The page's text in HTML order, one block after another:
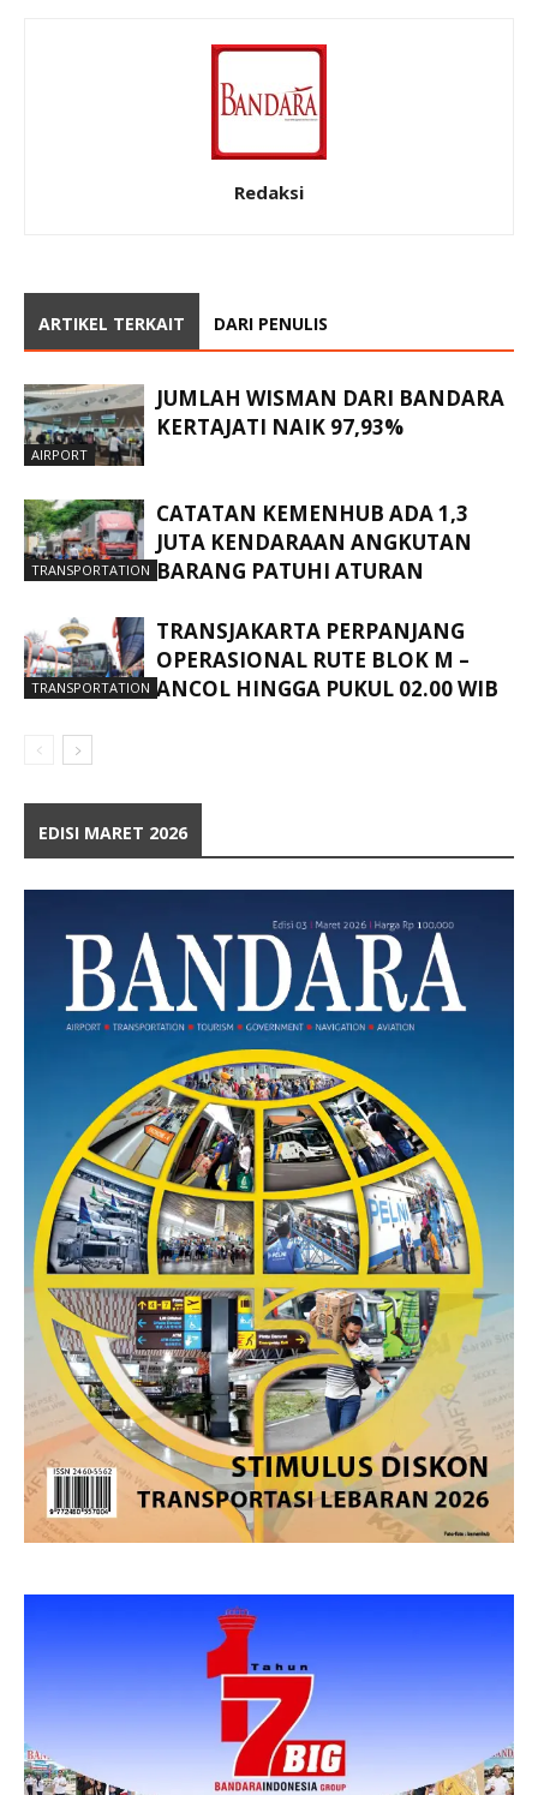
Redaksi
ARTIKEL TERKAIT DARI PENULIS
AIRPORT
JUMLAH WISMAN DARI BANDARA
KERTAJATI NAIK 97,93%
TRANSPORTATION
CATATAN KEMENHUB ADA 1,3
JUTA KENDARAAN ANGKUTAN
BARANG PATUHI ATURAN
TRANSPORTATION
TRANSJAKARTA PERPANJANG
OPERASIONAL RUTE BLOK M –
ANCOL HINGGA PUKUL 02.00 WIB
EDISI MARET 2026